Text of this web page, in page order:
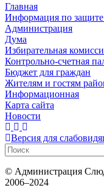
Главная
Информация по защите
Администрация
Дума
Избирательная
Контрольно-счетная
Бюджет для граждан
Жителям и гостям
Информационная
Карта сайта
Новости
Версия для
© Администрация
2006–2024